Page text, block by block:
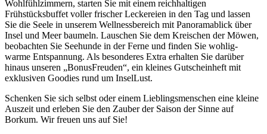
Wohlfühlzimmern, starten Sie mit einem reichhaltigen
Frühstücksbuffet voller frischer Leckereien in den Tag und lassen
Sie die Seele in unserem Wellnessbereich mit Panoramablick über
Insel und Meer baumeln. Lauschen Sie dem Kreischen der Möwen,
beobachten Sie Seehunde in der Ferne und finden Sie wohlig-
warme Entspannung. Als besonderes Extra erhalten Sie darüber
hinaus unseren „BonusFreuden“, ein kleines Gutscheinheft mit
exklusiven Goodies rund um InselLust.
Schenken Sie sich selbst oder einem Lieblingsmenschen eine kleine
Auszeit und erleben Sie den Zauber der Saison der Sinne auf
Borkum. Wir freuen uns auf Sie!